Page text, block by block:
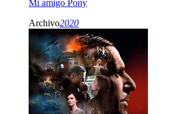
Mi amigo Pony
Archivo2020